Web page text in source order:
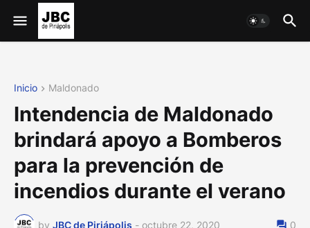
Inicio Maldonado
Intendencia de Maldonado
brindará apoyo a Bomberos
para la prevención de
incendios durante el verano
by JBC de Piriápolis - octubre 22, 2020 0